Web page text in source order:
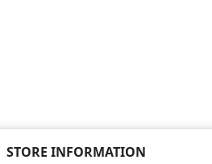
STORE INFORMATION